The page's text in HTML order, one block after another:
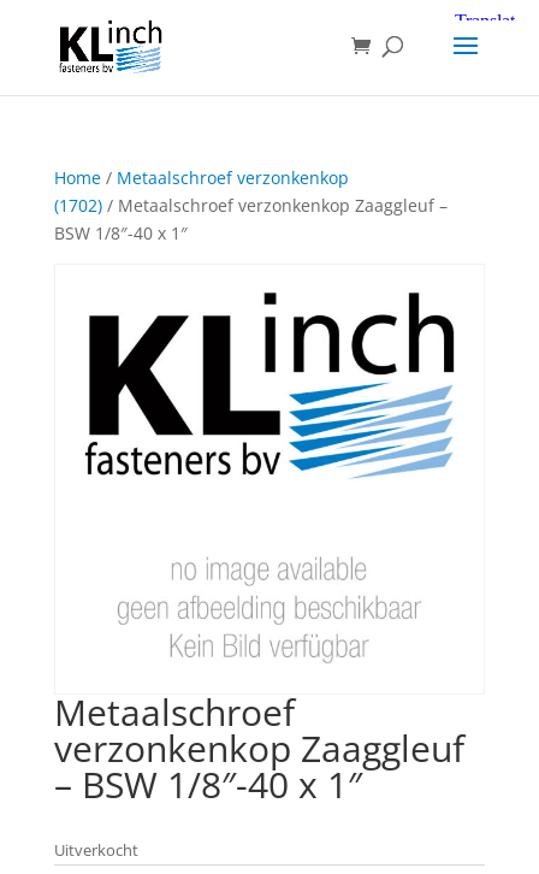
Home/ Metaalschroef verzonkenkop
(1702)/ Metaalschroef verzonkenkop Zaaggleuf –
BSW 1/8″-40 x 1″
Metaalschroef
verzonkenkop Zaaggleuf
– BSW 1/8″-40 x 1″
Uitverkocht